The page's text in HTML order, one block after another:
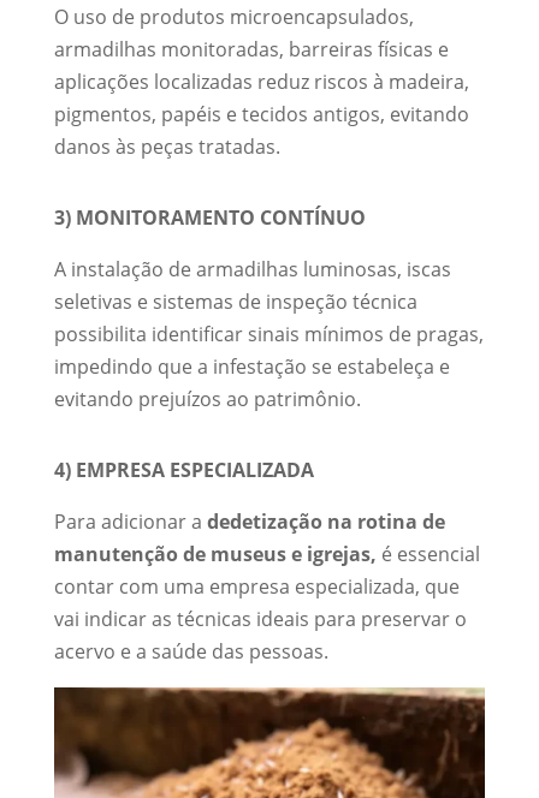
O uso de produtos microencapsulados,
armadilhas monitoradas, barreiras físicas e
aplicações localizadas reduz riscos à madeira,
pigmentos, papéis e tecidos antigos, evitando
danos às peças tratadas.
3) MONITORAMENTO CONTÍNUO
A instalação de armadilhas luminosas, iscas
seletivas e sistemas de inspeção técnica
possibilita identificar sinais mínimos de pragas,
impedindo que a infestação se estabeleça e
evitando prejuízos ao patrimônio.
4) EMPRESA ESPECIALIZADA
Para adicionar a dedetização na rotina de
manutenção de museus e igrejas, é essencial
contar com uma empresa especializada, que
vai indicar as técnicas ideais para preservar o
acervo e a saúde das pessoas.